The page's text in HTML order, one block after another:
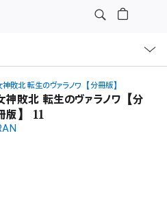
神敗北 転生のヴァラノワ【分冊版】
神敗北 転生のヴァラノワ【分
版】 11